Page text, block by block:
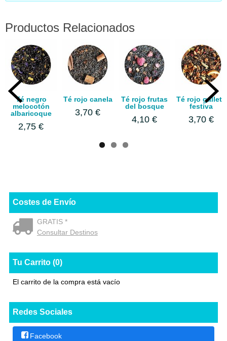
Costes de Envío
GRATIS *
Consultar Destinos
Tu Carrito (0)
El carrito de la compra está vacío
Redes Sociales
Facebook
Productos Relacionados
Té negro
melocotón
albaricoque
2,75 €
Té rojo canela
3,70 €
Té rojo frutas
del bosque
4,10 €
Té rojo galleta
festiva
3,70 €